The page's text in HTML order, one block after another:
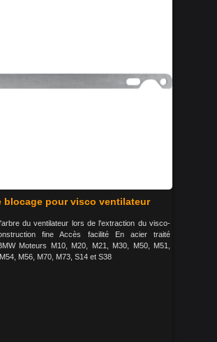
blocage pour visco ventilateur
du ventilateur lors de l'extraction du visco-
fine Accès facilité En acier traité
Moteurs M10, M20, M21, M30, M50, M51,
M56, M70, M73, S14 et S38